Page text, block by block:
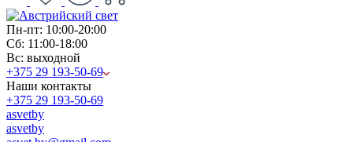
Пн-пт: 10:00-20:00
Сб: 11:00-18:00
Вс: выходной
+375 29 193-50-69
Наши контакты
+375 29 193-50-69
asvetby
asvetby